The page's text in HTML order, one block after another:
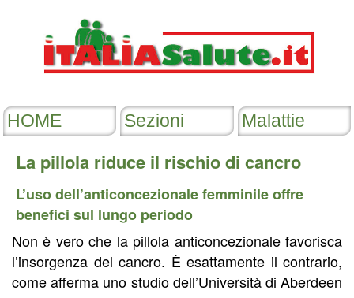
La pillola riduce il rischio di cancro
L’uso dell’anticoncezionale femminile offre
benefici sul lungo periodo
Non è vero che la pillola anticoncezionale favorisca
l’insorgenza del cancro. È esattamente il contrario,
come afferma uno studio dell’Università di Aberdeen